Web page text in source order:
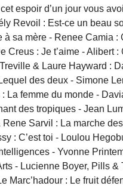
espoir d’un jour vous
Revoil : Est-ce un beau
à sa mère - Renee Camia
Creus : Je t’aime -
& Laure Hayward :
des deux - Simone
La femme du monde -
des tropiques - Jean
Sarvil : La marche
: C’est toi - Loulou
- Yvonne
- Lucienne Boyer, Pills
Marc’hadour : Le fruit